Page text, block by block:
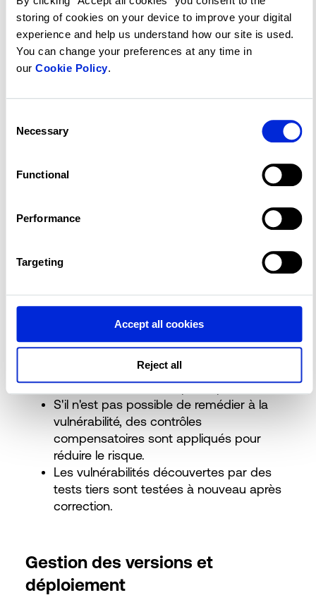
storing of cookies on your device to improve your digital
experience and help us understand how our site is used.
You can change your preferences at any time in
our Cookie Policy.
Selection
Necessary
Functional
Performance
Targeting
Accept all cookies
Reject all
Les tests d'assurance tiers doivent être
conformes aux lois pertinentes sur la
protection des données pour les données
contenues dans l'environnement testé.
Essai
Les applications client Altus sont
analysées avec les outils de gestion des
Les nouvelles applications ou les
avant d'être utilisées en production.
Assainissement
La correction de la vulnérabilité est
terminée dans le délai prévu par le SLA.
S'il n'est pas possible de remédier à la
vulnérabilité, des contrôles
compensatoires sont appliqués pour
réduire le risque.
Les vulnérabilités découvertes par des
tests tiers sont testées à nouveau après
correction.
Gestion des versions et
déploiement